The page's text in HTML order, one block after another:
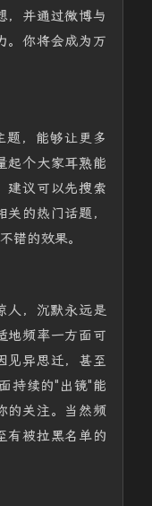
，并通过微博与
。你将会成为万
题，能够让更多
起个大家耳熟能
建议可以先搜索
的热门话题，
错的效果。
人，沉默永远是
地频率一方面可
见异思迁，甚至
持续的"出镜"能
的关注。当然频
有被拉黑名单的